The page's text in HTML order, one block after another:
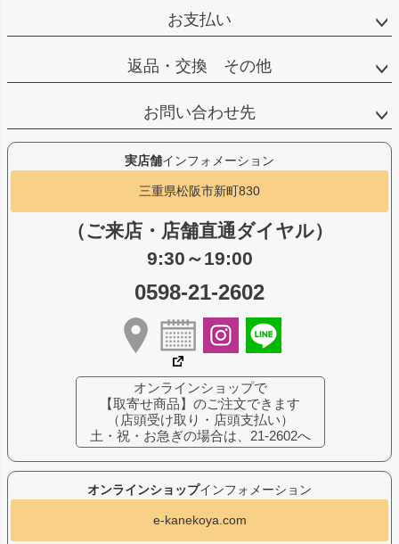
お支払い
返品・交換 その他
お問い合わせ先
オンラインショップインフォメーション
e-kanekoya.com
実店舗インフォメーション
三重県松阪市新町830
（ご来店・店舗直通ダイヤル）
9:30～19:00
0598-21-2602
オンラインショップで
【取寄せ商品】のご注文できます
（店頭受け取り・店頭支払い）
土・祝・お急ぎの場合は、21-2602へ